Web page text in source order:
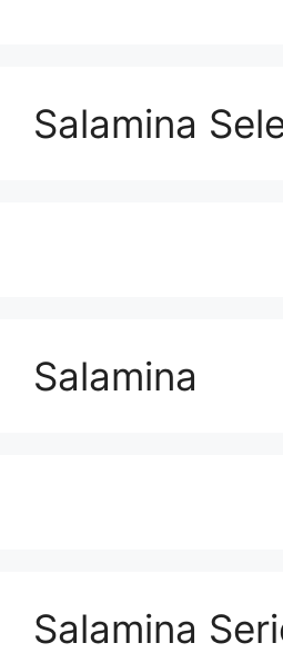
Salamina
Salamina
Salamina